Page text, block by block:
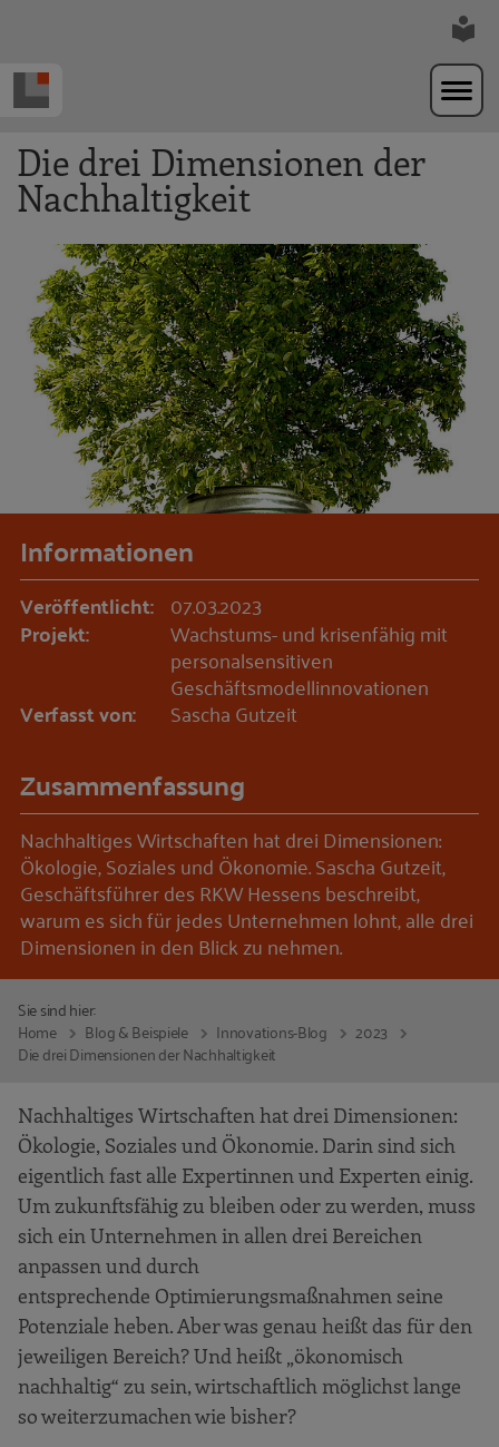
Die drei Dimensionen der
Nachhaltigkeit
Informationen
Veröffentlicht: 07.03.2023
Projekt: Wachstums- und krisenfähig mit
personalsensitiven
Geschäftsmodellinnovationen
Verfasst von: Sascha Gutzeit
Zusammenfassung
Nachhaltiges Wirtschaften hat drei Dimensionen:
Ökologie, Soziales und Ökonomie. Sascha Gutzeit,
Geschäftsführer des RKW Hessens beschreibt,
warum es sich für jedes Unternehmen lohnt, alle drei
Dimensionen in den Blick zu nehmen.
Sie sind hier:
Home
Blog & Beispiele Innovations-Blog
2023
Die drei Dimensionen der Nachhaltigkeit
Nachhaltiges Wirtschaften hat drei Dimensionen:
Ökologie, Soziales und Ökonomie. Darin sind sich
eigentlich fast alle Expertinnen und Experten einig.
Um zukunftsfähig zu bleiben oder zu werden, muss
sich ein Unternehmen in allen drei Bereichen
anpassen und durch
entsprechende Optimierungsmaßnahmen seine
Potenziale heben. Aber was genau heißt das für den
jeweiligen Bereich? Und heißt „ökonomisch
nachhaltig“ zu sein, wirtschaftlich möglichst lange
so weiterzumachen wie bisher?